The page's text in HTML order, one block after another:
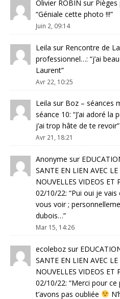
Olivier ROBIN sur Pièges
“Géniale cette photo !!!”
Juin 2, 09:14
Leila sur Rencontre de
professionnel…: “j’ai
Laurent”
Avr 22, 10:25
Leila sur Boz – séances
séance 10: “J’ai adoré la
j’ai trop hâte de te revoir”
Avr 21, 18:21
Anonyme sur
SANTE EN LIEN AVEC LE
NOUVELLES VIDEOS ET
02/10/22: “Pui oui je vais
vous voir ;
dubois…”
Mar 15, 14:26
ecoleboz sur
SANTE EN LIEN AVEC LE
NOUVELLES VIDEOS ET
02/10/22: “Merci pour ce
t’avons pas oubliée